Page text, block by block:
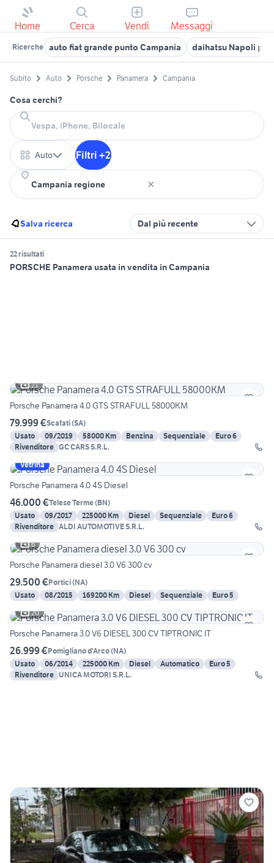
Home Cerca Vendi Messaggi
Ricerche auto fiat grande punto Campania daihatsu Napoli
Subito Auto Porsche Panamera Campania
Cosa cerchi?
Auto Filtri +2
Salva ricerca Dal più recente
22 risultati
PORSCHE Panamera usata in vendita in Campania
21
Porsche Panamera 4.0 GTS STRAFULL 58000KM
79.999 €Scafati(SA)
Usato
09/2019 58000 Km Benzina Sequenziale
Euro 6
Rivenditore GC CARS S.R.L.
Vetrina
Porsche Panamera 4.0 4S Diesel
46.000 €Telese Terme(BN)
Usato
09/2017 225000 Km Diesel Sequenziale
Euro 6
Rivenditore ALDI AUTOMOTIVE S.R.L.
6
Porsche Panamera diesel 3.0 V6 300 cv
29.500 €Portici(NA)
Usato
08/2015 169200 Km Diesel Sequenziale
Euro 5
20
Porsche Panamera 3.0 V6 DIESEL 300 CV TIPTRONIC IT
26.999 €Pomigliano d'Arco(NA)
Usato
06/2014 225000 Km Diesel Automatico
Euro 5
Rivenditore UNICA MOTORI S.R.L.